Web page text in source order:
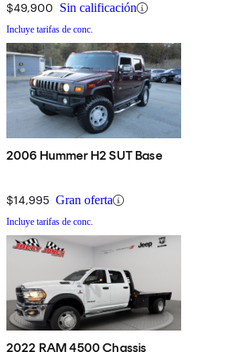
$49,900 Sin calificación
Incluye tarifas de conc.
2006 Hummer H2 SUT Base
$14,995 Gran oferta
Incluye tarifas de conc.
2022 RAM 4500 Chassis